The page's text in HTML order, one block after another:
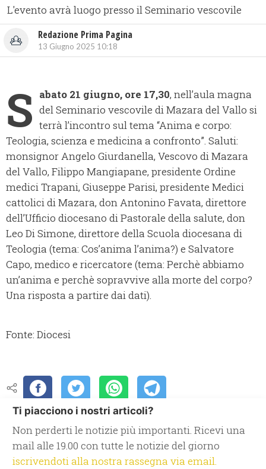
L'evento avrà luogo presso il Seminario vescovile
Redazione Prima Pagina
13 Giugno 2025 10:18
S abato 21 giugno, ore 17,30, nell’aula magna
del Seminario vescovile di Mazara del Vallo si
terrà l’incontro sul tema “Anima e corpo:
Teologia, scienza e medicina a confronto”. Saluti:
monsignor Angelo Giurdanella, Vescovo di Mazara
del Vallo, Filippo Mangiapane, presidente Ordine
medici Trapani, Giuseppe Parisi, presidente Medici
cattolici di Mazara, don Antonino Favata, direttore
dell’Ufficio diocesano di Pastorale della salute, don
Leo Di Simone, direttore della Scuola diocesana di
Teologia (tema: Cos’anima l’anima?) e Salvatore
Capo, medico e ricercatore (tema: Perchè abbiamo
un’anima e perchè sopravvive alla morte del corpo?
Una risposta a partire dai dati).
Fonte: Diocesi
Ti piacciono i nostri articoli?
Non perderti le notizie più importanti. Ricevi una
mail alle 19.00 con tutte le notizie del giorno
iscrivendoti alla nostra rassegna via email.